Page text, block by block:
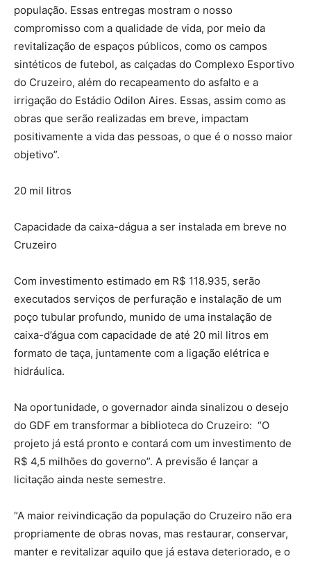
população. Essas entregas mostram o nosso
compromisso com a qualidade de vida, por meio da
revitalização de espaços públicos, como os campos
sintéticos de futebol, as calçadas do Complexo Esportivo
do Cruzeiro, além do recapeamento do asfalto e a
irrigação do Estádio Odilon Aires. Essas, assim como as
obras que serão realizadas em breve, impactam
positivamente a vida das pessoas, o que é o nosso maior
objetivo”.
20 mil litros
Capacidade da caixa-dágua a ser instalada em breve no
Cruzeiro
Com investimento estimado em R$ 118.935, serão
executados serviços de perfuração e instalação de um
poço tubular profundo, munido de uma instalação de
caixa-d’água com capacidade de até 20 mil litros em
formato de taça, juntamente com a ligação elétrica e
hidráulica.
Na oportunidade, o governador ainda sinalizou o desejo
do GDF em transformar a biblioteca do Cruzeiro: “O
projeto já está pronto e contará com um investimento de
R$ 4,5 milhões do governo”. A previsão é lançar a
licitação ainda neste semestre.
“A maior reivindicação da população do Cruzeiro não era
propriamente de obras novas, mas restaurar, conservar,
manter e revitalizar aquilo que já estava deteriorado, e o